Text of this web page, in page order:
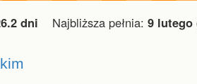
dni Najbliższa pełnia: 9 lutego